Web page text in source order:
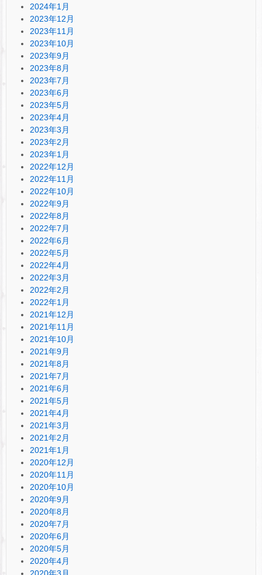
2024年1月
2023年12月
2023年11月
2023年10月
2023年9月
2023年8月
2023年7月
2023年6月
2023年5月
2023年4月
2023年3月
2023年2月
2023年1月
2022年12月
2022年11月
2022年10月
2022年9月
2022年8月
2022年7月
2022年6月
2022年5月
2022年4月
2022年3月
2022年2月
2022年1月
2021年12月
2021年11月
2021年10月
2021年9月
2021年8月
2021年7月
2021年6月
2021年5月
2021年4月
2021年3月
2021年2月
2021年1月
2020年12月
2020年11月
2020年10月
2020年9月
2020年8月
2020年7月
2020年6月
2020年5月
2020年4月